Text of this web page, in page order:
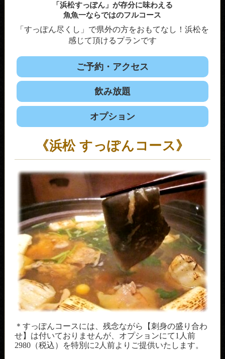
「浜松すっぽん」が存分に味わえる
魚魚一ならではのフルコース
「すっぽん尽くし」で県外の方をおもてなし！浜松を
感じて頂けるプランです
ご予約・アクセス
飲み放題
オプション
《浜松 すっぽんコース》
＊すっぽんコースには、残念ながら【刺身の盛り合わ
せ】は付いておりませんが、オプションにて1人前
2980（税込）を特別に2人前よりご提供いたします。